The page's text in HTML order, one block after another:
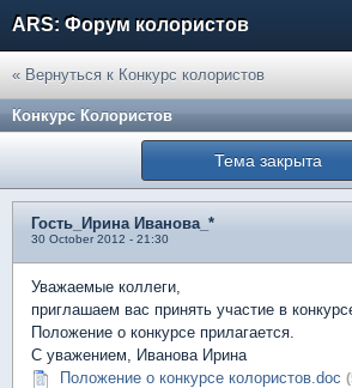
ARS: Форум колористов
« Вернуться к Конкурс колористов
Конкурс Колористов
Тема закрыта
Гость_Ирина Иванова_*
30 October 2012 - 21:30
Уважаемые коллеги,
приглашаем вас принять участие в
Положение о конкурсе прилагается.
С уважением, Иванова Ирина
Положение о конкурсе колористов.doc